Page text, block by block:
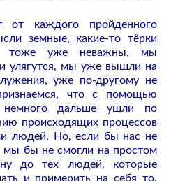
от каждого пройденного
земные, какие-то тёрки
тоже уже неважны, мы
улягутся, мы уже вышли на
уже по-другому не
что с помощью
дальше ушли по
происходящих процессов
людей. Но, если бы нас не
мы бы не смогли на простом
до тех людей, которые
и примерить на себя то,